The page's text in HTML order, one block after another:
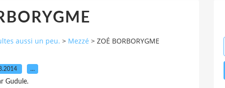
aussi un peu. > Mezzé > ZOÉ BORBORYGME
…
Gudule.